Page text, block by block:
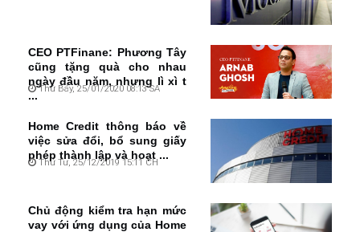
CEO PTFinane: Phương Tây
cũng tặng quà cho nhau
ngày đầu năm, nhưng lì xì t
...
Thứ Bảy, 25/01/2020 08:13 SA
Home Credit thông báo về
việc sửa đổi, bổ sung giấy
phép thành lập và hoạt ...
Thứ Tư, 25/12/2019 15:11 CH
Chủ động kiểm tra hạn mức
vay với ứng dụng của Home